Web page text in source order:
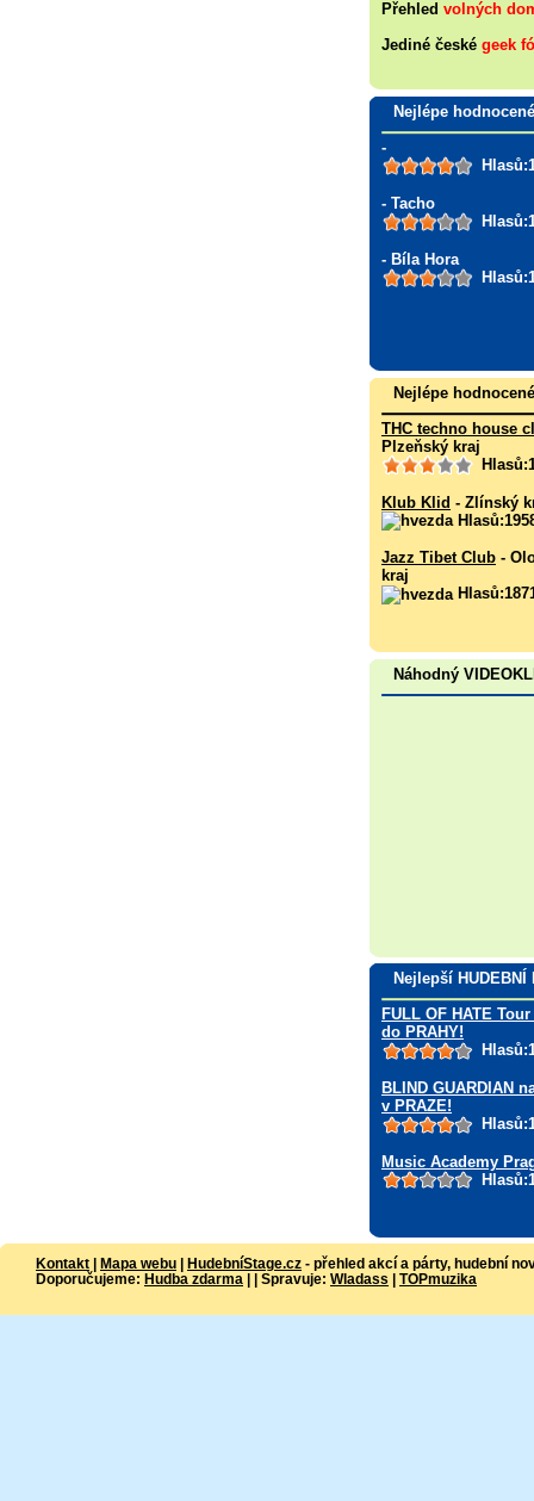
Přehled volných
Jediné české geek
Nejlépe
-
- Tacho
- Bíla Hora
Nejlépe
THC techno house
Plzeňský kraj
Klub Klid - Zlínský
Jazz Tibet Club -
kraj
Náhodný
Nejlepší HUDEBNÍ
FULL OF HATE
do PRAHY!
BLIND GUARDIAN
v PRAZE!
Music Academy
Kontakt Mapa webu HudebníStage.cz - přehled akcí a párty, hudební
Doporučujeme: Hudba zdarma | | Spravuje: Wladass TOPmuzika